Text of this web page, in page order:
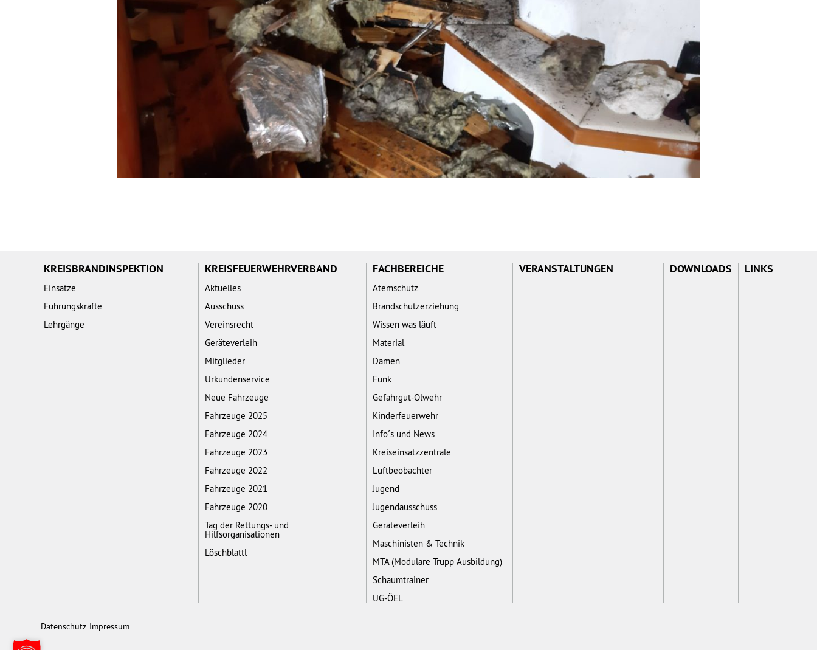
KREISBRANDINSPEKTION
Einsätze
Führungskräfte
Lehrgänge
KREISFEUERWEHRVERBAND
Aktuelles
Ausschuss
Vereinsrecht
Geräteverleih
Mitglieder
Urkundenservice
Neue Fahrzeuge
Fahrzeuge 2025
Fahrzeuge 2024
Fahrzeuge 2023
Fahrzeuge 2022
Fahrzeuge 2021
Fahrzeuge 2020
Tag der Rettungs- und
Hilfsorganisationen
Löschblattl
FACHBEREICHE
Atemschutz
Brandschutzerziehung
Wissen was läuft
Material
Damen
Funk
Gefahrgut-Ölwehr
Kinderfeuerwehr
Info´s und News
Kreiseinsatzzentrale
Luftbeobachter
Jugend
Jugendausschuss
Geräteverleih
Maschinisten & Technik
MTA (Modulare Trupp Ausbildung)
Schaumtrainer
UG-ÖEL
VERANSTALTUNGEN DOWNLOADS LINKS
Datenschutz Impressum